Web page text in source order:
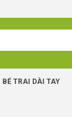
BÉ TRAI DÀI TAY